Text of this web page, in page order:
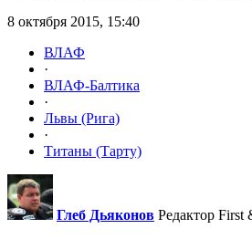
8 октября 2015, 15:40
ВЛАФ
·
ВЛАФ-Балтика
·
Львы (Рига)
·
Титаны (Тарту)
Глеб Дьяконов Редактор First